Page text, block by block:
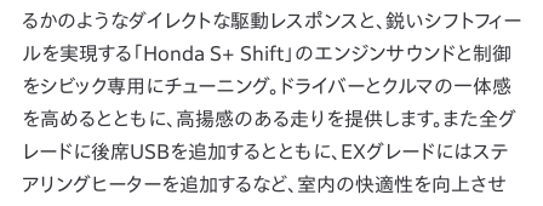
るかのようなダイレクトな駆動レスポンスと、鋭いシフトフィー
ルを実現する「Honda S+ Shift」のエンジンサウンドと制御
をシビック専用にチューニング。ドライバーとクルマの一体感
を高めるとともに、高揚感のある走りを提供します。また全グ
レードに後席USBを追加するとともに、EXグレードにはステ
アリングヒーターを追加するなど、室内の快適性を向上させ